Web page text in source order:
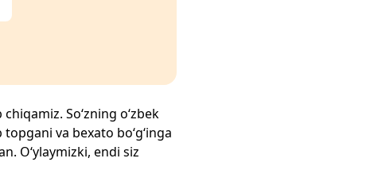
So‘zning o‘zbek
va bexato bo‘g‘inga
O‘ylaymizki, endi siz